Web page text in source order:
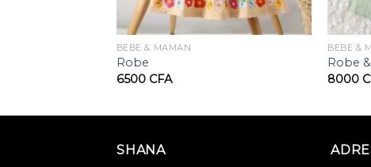
BÉBÉ & MAMAN
Robe
6500 CFA
BÉBÉ &
Robe
8000
SHANA